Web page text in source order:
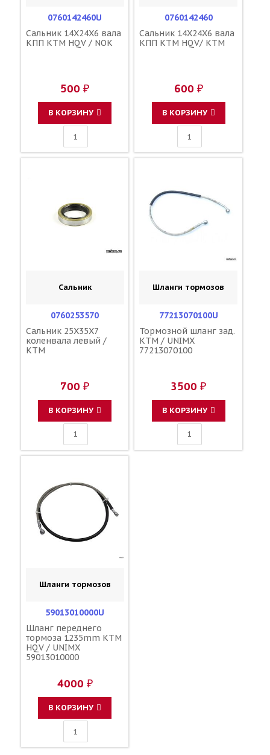
0760142460U
Сальник 14X24X6 вала
КПП KTM HQV / NOK
500 ₽
В КОРЗИНУ
0760142460
Сальник 14X24X6 вала
КПП KTM HQV/ KTM
600 ₽
В КОРЗИНУ
Сальник
0760253570
Сальник 25X35X7
коленвала левый /
KTM
700 ₽
В КОРЗИНУ
Шланги тормозов
77213070100U
Тормозной шланг зад.
KTM / UNIMX
77213070100
3500 ₽
В КОРЗИНУ
Шланги тормозов
59013010000U
Шланг переднего
тормоза 1235mm KTM
HQV / UNIMX
59013010000
4000 ₽
В КОРЗИНУ